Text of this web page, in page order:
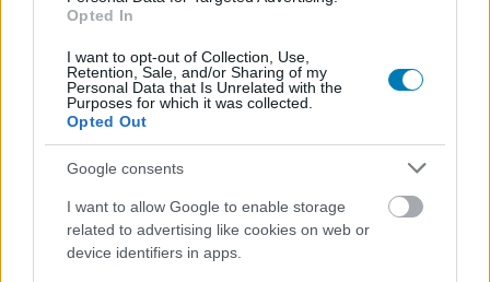
Opted In
I want to opt-out of Collection, Use,
Retention, Sale, and/or Sharing of my
Personal Data that Is Unrelated with the
Purposes for which it was collected.
Opted Out
Google consents
I want to allow Google to enable storage
related to advertising like cookies on web or
device identifiers in apps.
Hozzászólások
Zseniális a The Witcher 3
trailere a Végtelen háború
stílusában